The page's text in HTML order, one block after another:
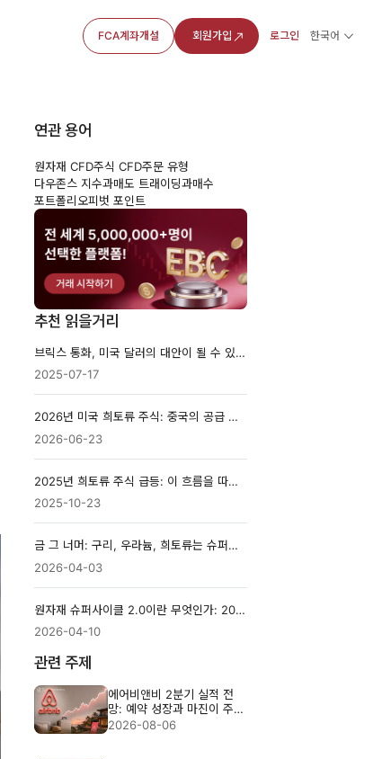
FCA계좌개설 회원가입 로그인 한국어
연관 용어
원자재 CFD주식 CFD주문 유형
다우존스 지수과매도 트래이딩과매수
포트폴리오피벗 포인트
추천 읽을거리
브릭스 통화, 미국 달러의 대안이 될 수 있을까?
2025-07-17
2026년 미국 희토류 주식: 중국의 공급 압박을 거래하는 6가지 방법
2026-06-23
2025년 희토류 주식 급등: 이 흐름을 따라가야 할까요?
2025-10-23
금 그 너머: 구리, 우라늄, 희토류는 슈퍼사이클을 맞이할 것인가?
2026-04-03
원자재 슈퍼사이클 2.0이란 무엇인가: 2026년을 위한 쉬운 가이드
2026-04-10
관련 주제
에어비앤비 2분기 실적 전
망: 예약 성장과 마진이 주가
를 가를까
2026-08-06